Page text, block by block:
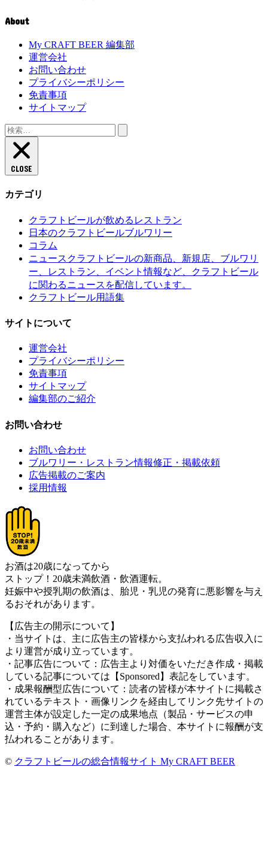
About
My CRAFT BEER 編集部
運営会社
お問い合わせ
プライバシーポリシー
免責事項
サイトマップ
検
索:
CLOSE
カテゴリ
クラフトビールが飲めるレストラン
日本のクラフトビールブルワリー
コラム
ニュース クラフトビールの新商品、新規店、ブルワリ
ー、レストラン、イベント情報など、クラフトビール
に関わるニュースを配信しています。
クラフトビール用語集
サイトについて
運営会社
プライバシーポリシー
免責事項
サイトマップ
編集部のご紹介
お問い合わせ
お問い合わせ
ブルワリー・レストラン情報修正・掲載依頼
広告掲載のご案内
採用情報
お酒は20歳になってから
ストップ！20歳未満飲酒・飲酒運転。
妊娠中や授乳期の飲酒は、胎児・乳児の発育に悪影響を与え
るおそれがあります。
【広告主の開示について】
・当サイトは、主に広告主の皆様から支払われる広告収入に
より運営が成り立っています。
・記事広告について：広告主より対価をいただき作成・掲載
している記事については【Sponsored】表記をしています。
・成果報酬型広告について：読者の皆様が本サイトに掲載さ
れているテキスト・画像リンクを経由してリンク先サイトの
運営主体が設定した一定の成果地点（製品・サービスの申
込・予約・購入など）に到達した場合、本サイトに報酬が支
払われることがあります。
© クラフトビールの総合情報サイト My CRAFT BEER